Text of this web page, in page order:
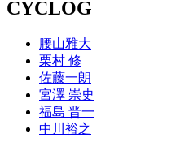
CYCLOG
腰山雅大
栗村 修
佐藤一朗
宮澤 崇史
福島 晋一
中川裕之